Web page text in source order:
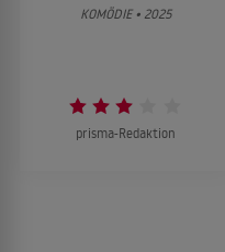
KOMÖDIE • 2025
prisma-Redaktion